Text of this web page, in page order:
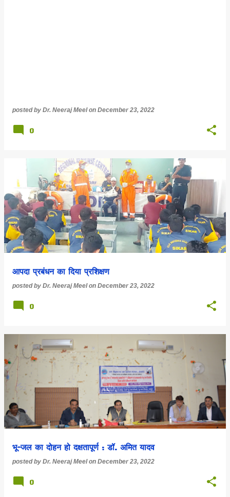
posted by Dr. Neeraj Meel on December 23, 2022
0
आपदा प्रबंधन का दिया प्रशिक्षण
posted by Dr. Neeraj Meel on December 23, 2022
0
भू-जल का दोहन हो दक्षतापूर्ण : डॉ. अमित यादव
posted by Dr. Neeraj Meel on December 23, 2022
0